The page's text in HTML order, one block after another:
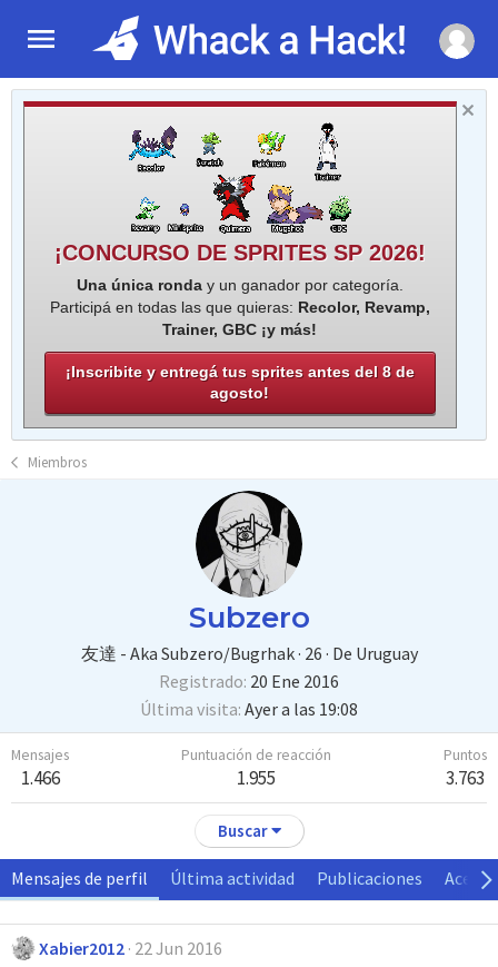
¡CONCURSO DE SPRITES SP 2026!
Una única ronday un ganador por categoría.
Participá en todas las que quieras: Recolor, Revamp,
Trainer, GBC ¡y más!
¡Inscribite y entregá tus sprites antes del 8 de
agosto!
Miembros
Subzero
友達 - Aka Subzero/Bugrhak· 26 · De Uruguay
Registrado 20 Ene 2016
Última visita Ayer a las 19:08
Mensajes
1.466
Puntuación de reacción
1.955
Puntos
3.763
Buscar
Mensajes de perfil Última actividad Publicaciones Acerca
Xabier2012 22 Jun 2016